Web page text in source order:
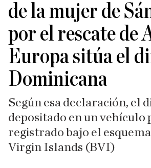
de la mujer de
por el rescate de
Europa sitúa el
Dominicana
Según esa declaración, el
depositado en un
registrado bajo el
Virgin Islands (BVI)